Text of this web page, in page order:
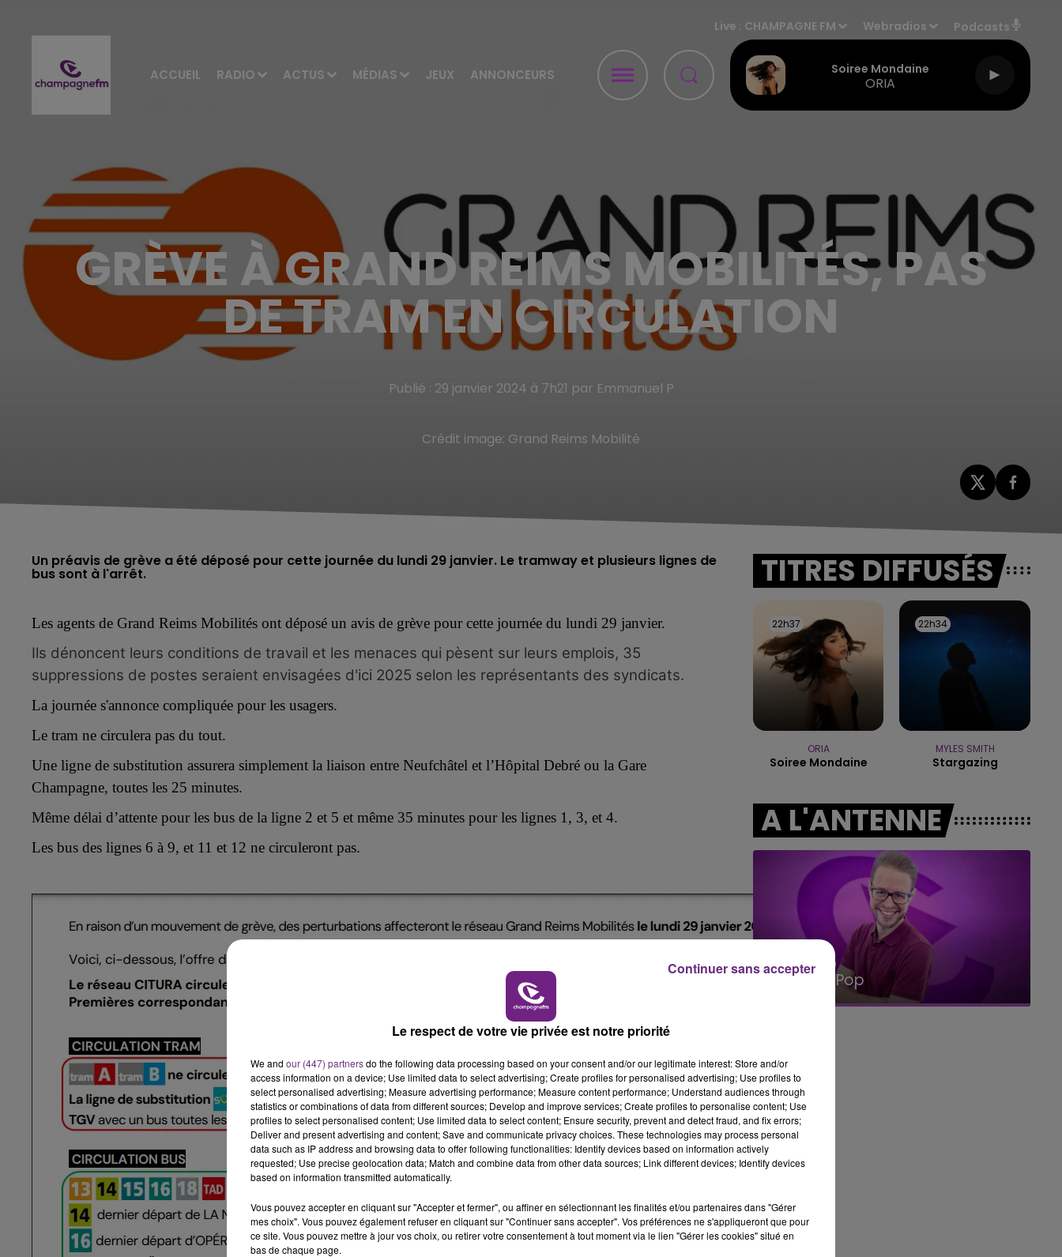
ACCUEIL RADIO ACTUS MÉDIAS JEUX ANNONCEURS
Live : CHAMPAGNE FM Webradios Podcasts
Soiree Mondaine
ORIA
5h00 - 6h00
LE BEST OF DE LA FAMILLE
CHAMPAGNE FM
LE TICKET DE CAISSE
GRÈVE À GRAND REIMS MOBILITÉS, PAS
DE TRAM EN CIRCULATION
Publié : 29 janvier 2024 à 7h21 par Emmanuel P
Crédit image: Grand Reims Mobilité
Un préavis de grève a été déposé pour cette journée du lundi 29 janvier. Le tramway et plusieurs lignes de
bus sont à l'arrêt.
Les agents de Grand Reims Mobilités ont déposé un avis de grève pour cette journée du lundi 29 janvier.
Ils dénoncent leurs conditions de travail et les menaces qui pèsent sur leurs emplois, 35
suppressions de postes seraient envisagées d'ici 2025 selon les représentants des syndicats.
La journée s'annonce compliquée pour les usagers.
Le tram ne circulera pas du tout.
Une ligne de substitution assurera simplement la liaison entre Neufchâtel et l’Hôpital Debré ou la Gare
Champagne, toutes les 25 minutes.
Même délai d’attente pour les bus de la ligne 2 et 5 et même 35 minutes pour les lignes 1, 3, et 4.
Les bus des lignes 6 à 9, et 11 et 12 ne circuleront pas.
TITRES DIFFUSÉS
22h37
22h37
ORIA
Soiree Mondaine
22h34
22h34
MYLES SMITH
Stargazing
A L'ANTENNE
6h00 - 10h00
La Famille LE TICKET DE CAISSE
14h00 - 15h00
La Radio Pop
Le respect de votre vie privée est notre priorité
We and our (447) partnersdo the following data processing based on your consent and/or our legitimate interest: Store and/or
access information on a device; Use limited data to select advertising; Create profiles for personalised advertising; Use profiles to
select personalised advertising; Measure advertising performance; Measure content performance; Understand audiences through
statistics or combinations of data from different sources; Develop and improve services; Create profiles to personalise content; Use
profiles to select personalised content; Use limited data to select content; Ensure security, prevent and detect fraud, and fix errors;
Deliver and present advertising and content; Save and communicate privacy choices. These technologies may process personal
data such as IP address and browsing data to offer following functionalities: Identify devices based on information actively
requested; Use precise geolocation data; Match and combine data from other data sources; Link different devices; Identify devices
based on information transmitted automatically.
Vous pouvez accepter en cliquant sur "Accepter et fermer", ou affiner en sélectionnant les finalités et/ou partenaires dans "Gérer
mes choix". Vous pouvez également refuser en cliquant sur "Continuer sans accepter". Vos préférences ne s'appliqueront que pour
ce site. Vous pouvez mettre à jour vos choix, ou retirer votre consentement à tout moment via le lien "Gérer les cookies" situé en
bas de chaque page.
Continuer sans accepter